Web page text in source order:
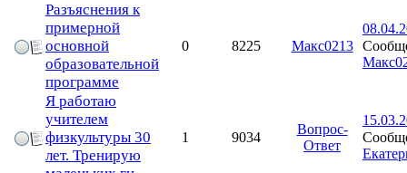
Разъяснения к
примерной
основной
образовательной
программе
0 8225 Макс0213
Я работаю
учителем
физкультуры 30
лет. Тренирую
1 9034
Вопрос-
Ответ